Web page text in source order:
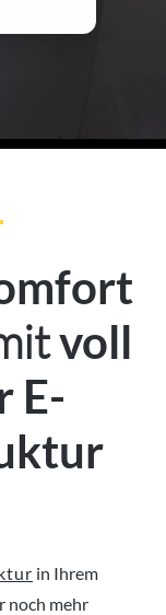
voll
E-
in Ihrem
noch mehr